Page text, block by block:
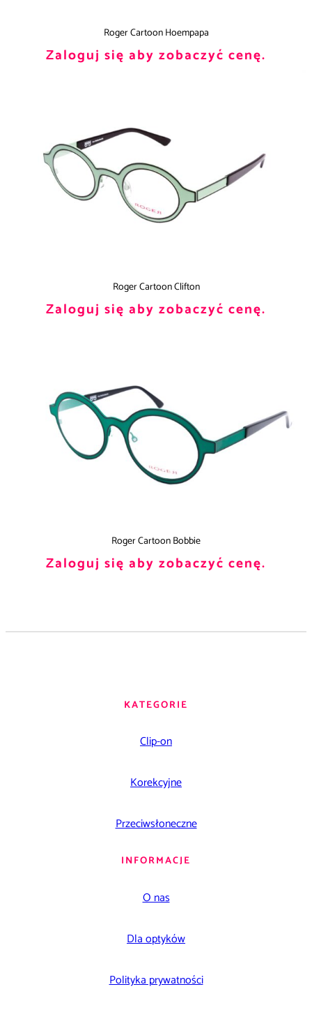
Roger Cartoon Hoempapa
Zaloguj się aby zobaczyć cenę.
Roger Cartoon Clifton
Zaloguj się aby zobaczyć cenę.
Roger Cartoon Bobbie
Zaloguj się aby zobaczyć cenę.
KATEGORIE
Clip-on
Korekcyjne
Przeciwsłoneczne
INFORMACJE
O nas
Dla optyków
Polityka prywatności